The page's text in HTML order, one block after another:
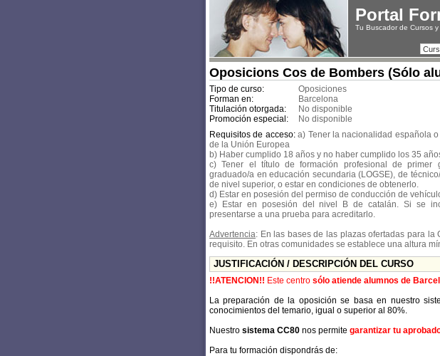
Portal
Tu Buscador de Cursos
Oposicions Cos de Bombers (Sólo
Tipo de curso: Oposiciones
Forman en:
Barcelona
Titulación otorgada:
No disponible
Promoción especial:
No disponible
Requisitos de acceso:a) Tener la nacionalidad española
de la Unión Europea
b) Haber cumplido 18 años y no haber cumplido los 35
c) Tener el título de formación profesional de primer
graduado/a en educación secundaria (LOGSE), de
de nivel superior, o estar en condiciones de obtenerlo.
d) Estar en posesión del permiso de conducción de
e) Estar en posesión del nivel B de catalán. Si se
presentarse a una prueba para acreditarlo.
Advertencia: En las bases de las plazas ofertadas para
requisito. En otras comunidades se establece una altura
JUSTIFICACIÓN / DESCRIPCIÓN DEL CURSO
!!ATENCION!! Este centro sólo atiende alumnos de
La preparación de la oposición se basa en nuestro
conocimientos del temario, igual o superior al 80%.
Nuestro sistema CC80 nos permite garantizar tu
Para tu formación dispondrás de: